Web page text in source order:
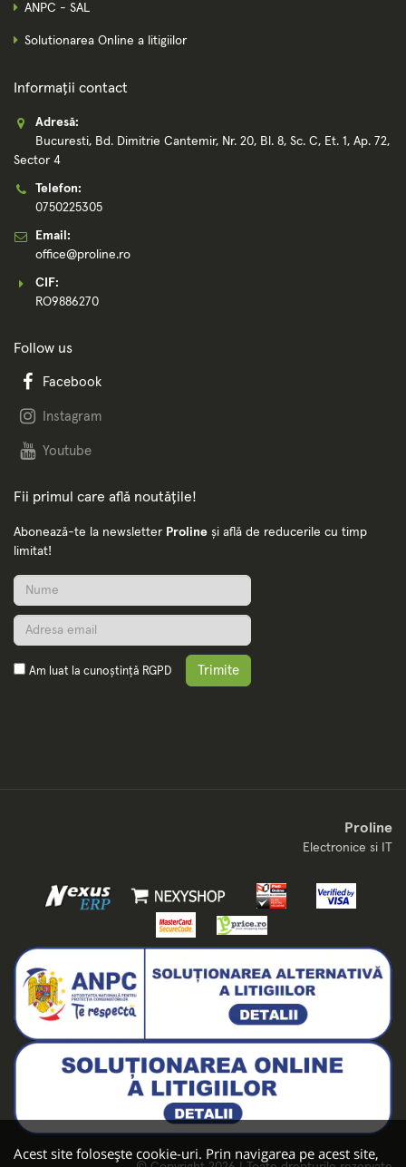
Acest site folosește cookie-uri. Prin navigarea pe acest site,
ANPC - SAL
Solutionarea Online a litigiilor
Informații contact
Adresă:
Bucuresti, Bd. Dimitrie Cantemir, Nr. 20, Bl. 8, Sc. C, Et. 1, Ap. 72,
Sector 4
Telefon:
0750225305
Email:
office@proline.ro
CIF:
RO9886270
Follow us
Facebook
Instagram
Youtube
Fii primul care află noutățile!
Abonează-te la newsletter Proline și află de reducerile cu timp
limitat!
Am luat la cunoștință RGPD Trimite
Proline
Electronice si IT